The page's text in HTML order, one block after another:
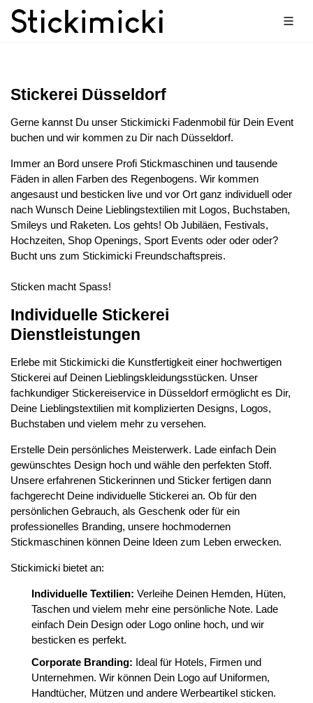
Stickerei Düsseldorf
Gerne kannst Du unser Stickimicki Fadenmobil für Dein Event
buchen und wir kommen zu Dir nach Düsseldorf.
Immer an Bord unsere Profi Stickmaschinen und tausende
Fäden in allen Farben des Regenbogens. Wir kommen
angesaust und besticken live und vor Ort ganz individuell oder
nach Wunsch Deine Lieblingstextilien mit Logos, Buchstaben,
Smileys und Raketen. Los gehts! Ob Jubiläen, Festivals,
Hochzeiten, Shop Openings, Sport Events oder oder oder?
Bucht uns zum Stickimicki Freundschaftspreis.
Sticken macht Spass!
Individuelle Stickerei
Dienstleistungen
Erlebe mit Stickimicki die Kunstfertigkeit einer hochwertigen
Stickerei auf Deinen Lieblingskleidungsstücken. Unser
fachkundiger Stickereiservice in Düsseldorf ermöglicht es Dir,
Deine Lieblingstextilien mit komplizierten Designs, Logos,
Buchstaben und vielem mehr zu versehen.
Erstelle Dein persönliches Meisterwerk. Lade einfach Dein
gewünschtes Design hoch und wähle den perfekten Stoff.
Unsere erfahrenen Stickerinnen und Sticker fertigen dann
fachgerecht Deine individuelle Stickerei an. Ob für den
persönlichen Gebrauch, als Geschenk oder für ein
professionelles Branding, unsere hochmodernen
Stickmaschinen können Deine Ideen zum Leben erwecken.
Stickimicki bietet an:
Individuelle Textilien: Verleihe Deinen Hemden, Hüten,
Taschen und vielem mehr eine persönliche Note. Lade
einfach Dein Design oder Logo online hoch, und wir
besticken es perfekt.
Corporate Branding: Ideal für Hotels, Firmen und
Unternehmen. Wir können Dein Logo auf Uniformen,
Handtücher, Mützen und andere Werbeartikel sticken.